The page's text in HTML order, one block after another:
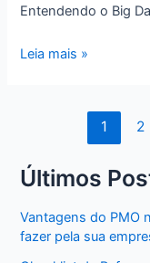
Entendendo o Big
Leia mais »
1 2
Últimos
Vantagens do PMO
fazer pela sua